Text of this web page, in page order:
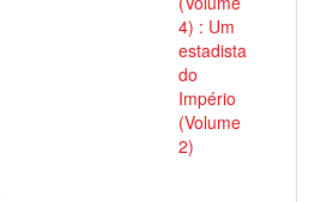
4) : Um
estadista
do
Império
(Volume
2)